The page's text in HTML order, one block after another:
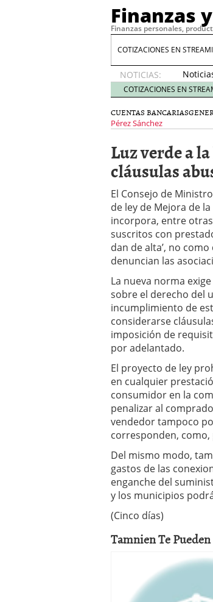
Finanzas
Finanzas personales,
COTIZACIONES EN
NOTICIAS:
de XRP
por
las
whales
suelen
llegar
de
de
acelera
Meses
compras
a los
¿Cuánto
COTIZACIONES EN
CUENTAS BANCARIAS
Pérez Sánchez
Luz verde a
cláusulas
El Consejo de
de ley de Mejora de
incorpora, entre
suscritos con
dan de alta’, no
denuncian las
La nueva norma
sobre el derecho del
incumplimiento de
considerarse
imposición de
por adelantado.
El proyecto de ley
en cualquier
consumidor en la
penalizar al
vendedor tampoco
corresponden,
Del mismo modo,
gastos de las
enganche del
y los municipios
(Cinco días)
Tamnien Te